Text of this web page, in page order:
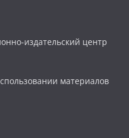
издательский центр
материалов